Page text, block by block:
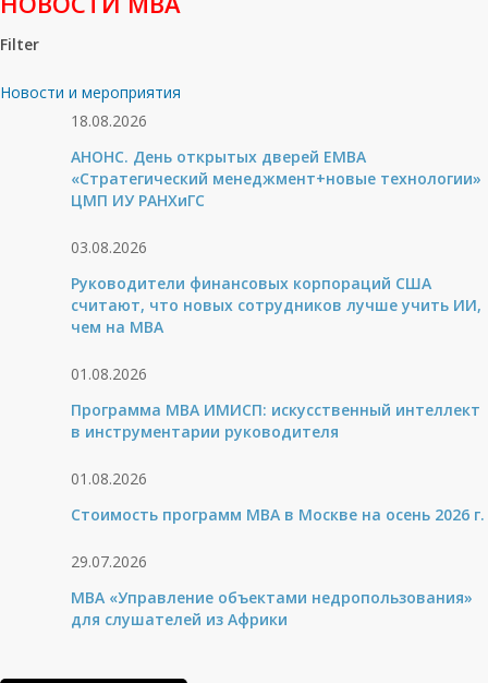
Filter
Новости и мероприятия
18.08.2026
АНОНС. День открытых дверей ЕМВА
«Стратегический менеджмент+новые технологии»
ЦМП ИУ РАНХиГС
03.08.2026
Руководители финансовых корпораций США
считают, что новых сотрудников лучше учить ИИ,
чем на МВА
01.08.2026
Программа MBA ИМИСП: искусственный интеллект
в инструментарии руководителя
01.08.2026
Стоимость программ MBA в Москве на осень 2026 г.
29.07.2026
MBA «Управление объектами недропользования»
для слушателей из Африки